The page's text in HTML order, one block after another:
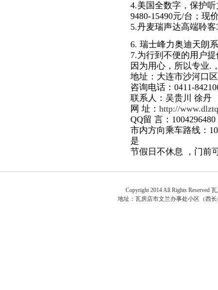
4.美国全数字，保护
9480-15490元/台；现
5.丹麦瑞声达高端聆
6. 瑞士峰力奥迪天朗
7.为行到不便的用户
因为用心，所以专业.
地址：大连市沙河口
咨询电话：0411-
联系人：吴贵川 徐丹
网 址： http://
QQ留 言：1004296480
市内方向乘车路线：
是
节假日不休息 ，门前
Copyright 2014 All Rights Reserved
地址： 瓦房店市文兰办事处小区（西